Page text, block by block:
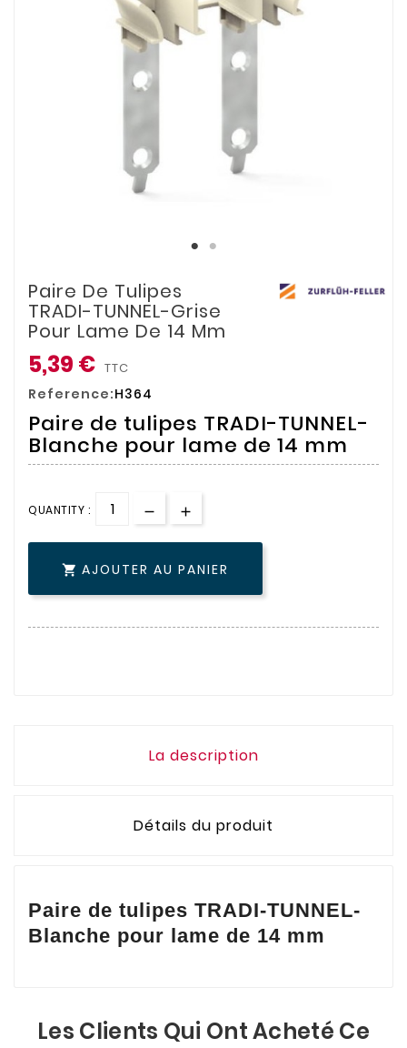
Paire De Tulipes
TRADI-TUNNEL-Grise
Pour Lame De 14 Mm
5,39 € TTC
Reference:H364
Paire de tulipes TRADI-TUNNEL-
Blanche pour lame de 14 mm
QUANTITY :
 AJOUTER AU PANIER
La description
Détails du produit
Paire de tulipes TRADI-TUNNEL-
Blanche pour lame de 14 mm
Les Clients Qui Ont Acheté Ce